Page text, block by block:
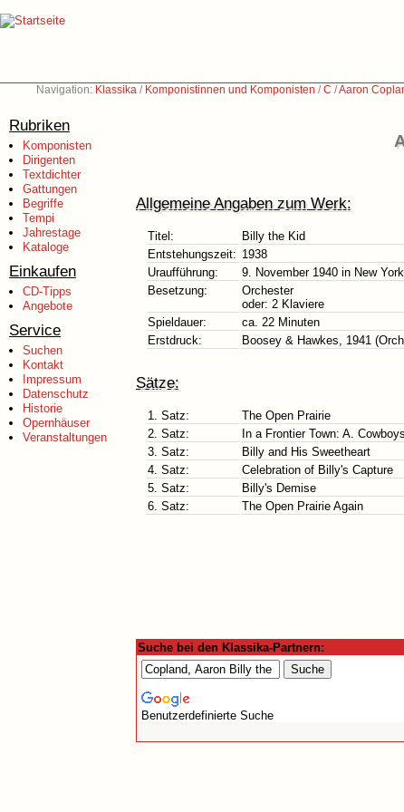
Navigation: Klassika / Komponistinnen und Komponisten /C /Aaron
Rubriken
Komponisten
Dirigenten
Textdichter
Gattungen
Begriffe
Tempi
Jahrestage
Kataloge
Einkaufen
CD-Tipps
Angebote
Service
Suchen
Kontakt
Impressum
Datenschutz
Historie
Opernhäuser
Veranstaltungen
Allgemeine Angaben zum Werk:
Titel:
Billy the Kid
Entstehungszeit: 1938
Uraufführung:
9. November 1940 in New
Besetzung:
Orchester
oder: 2 Klaviere
Spieldauer:
ca. 22 Minuten
Erstdruck:
Boosey & Hawkes, 1941
Sätze:
1. Satz:
The Open Prairie
2. Satz:
In a Frontier Town: A.
3. Satz:
Billy and His Sweetheart
4. Satz:
Celebration of Billy's Capture
5. Satz:
Billy's Demise
6. Satz:
The Open Prairie Again
Suche bei den Klassika-Partnern:
Benutzerdefinierte Suche